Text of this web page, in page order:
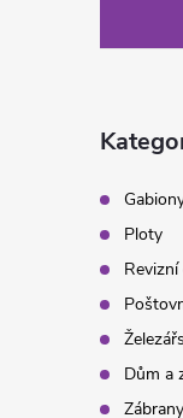
Ploty
Dům a